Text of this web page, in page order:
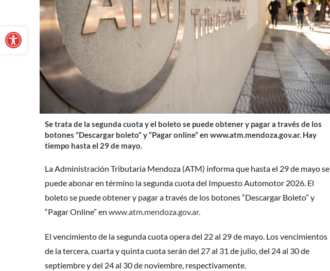
Se trata de la segunda cuota y el boleto se puede obtener y pagar a través de los
botones “Descargar boleto” y “Pagar online” enwww.atm.mendoza.gov.ar. Hay
tiempo hasta el 29 de mayo.
La Administración Tributaria Mendoza (ATM) informa que hasta el 29 de mayo se
puede abonar en término la segunda cuota del Impuesto Automotor 2026. El
boleto se puede obtener y pagar a través de los botones “Descargar Boleto” y
“Pagar Online” enwww.atm.mendoza.gov.ar.
El vencimiento de la segunda cuota opera del 22 al 29 de mayo. Los vencimientos
de la tercera, cuarta y quinta cuota serán del 27 al 31 de julio, del 24 al 30 de
septiembre y del 24 al 30 de noviembre, respectivamente.
Abrir barra de herramientas